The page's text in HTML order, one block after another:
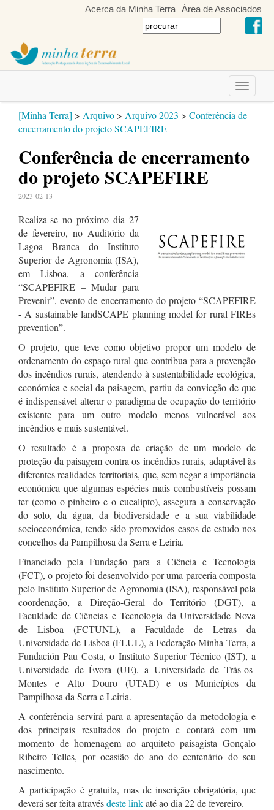
Acerca da Minha Terra Área de Associados
Toggle
[Minha Terra] > Arquivo > Arquivo 2023 > Conferência de
encerramento do projeto SCAPEFIRE
Conferência de encerramento
do projeto SCAPEFIRE
2023-02-13
Realiza-se no próximo dia 27
de fevereiro, no Auditório da
Lagoa Branca do Instituto
Superior de Agronomia (ISA),
em Lisboa, a conferência
“SCAPEFIRE – Mudar para
Prevenir”, evento de encerramento do projeto “SCAPEFIRE
- A sustainable landSCAPE planning model for rural FIREs
prevention”.
O projeto, que teve como objetivo propor um modelo de
ordenamento do espaço rural que contribua para a prevenção
dos incêndios rurais, atendendo à sustentabilidade ecológica,
económica e social da paisagem, partiu da convicção de que
é indispensável alterar o paradigma de ocupação do território
existente para um outro modelo menos vulnerável aos
incêndios e mais sustentável.
O resultado é a proposta de criação de um modelo de
proteção da paisagem contra os incêndios rurais, adaptável às
diferentes realidades territoriais, que, sem negar a importância
económica que algumas espécies mais combustíveis possam
ter (como o pinheiro e o eucalipto), assegura a conservação
do solo, da água, da biodiversidade e a sua viabilidade
socioeconómica, tendo sido promovidos casos de estudo nos
concelhos da Pampilhosa da Serra e Leiria.
Financiado pela Fundação para a Ciência e Tecnologia
(FCT), o projeto foi desenvolvido por uma parceria composta
pelo Instituto Superior de Agronomia (ISA), responsável pela
coordenação, a Direção-Geral do Território (DGT), a
Faculdade de Ciências e Tecnologia da Universidade Nova
de Lisboa (FCTUNL), a Faculdade de Letras da
Universidade de Lisboa (FLUL), a Federação Minha Terra, a
Fundación Pau Costa, o Instituto Superior Técnico (IST), a
Universidade de Évora (UE), a Universidade de Trás-os-
Montes e Alto Douro (UTAD) e os Municípios da
Pampilhosa da Serra e Leiria.
A conferência servirá para a apresentação da metodologia e
dos principais resultados do projeto e contará com um
momento de homenagem ao arquiteto paisagista Gonçalo
Ribeiro Telles, por ocasião do ano do centenário do seu
nascimento.
A participação é gratuita, mas de inscrição obrigatória, que
deverá ser feita atravésdeste linkaté ao dia 22 de fevereiro.